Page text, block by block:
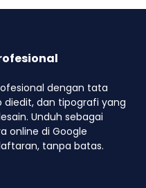
dengan tata
diedit, dan tipografi yang
Unduh sebagai
online di Google
tanpa batas.